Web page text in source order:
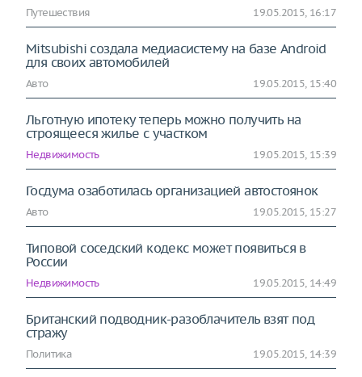
Путешествия 19.05.2015, 16:17
Mitsubishi создала медиасистему на базе Android
для своих автомобилей
Авто 19.05.2015, 15:40
Льготную ипотеку теперь можно получить на
строящееся жилье с участком
Недвижимость 19.05.2015, 15:39
Госдума озаботилась организацией автостоянок
Авто 19.05.2015, 15:27
Типовой соседский кодекс может появиться в
России
Недвижимость 19.05.2015, 14:49
Британский подводник-разоблачитель взят под
стражу
Политика 19.05.2015, 14:39